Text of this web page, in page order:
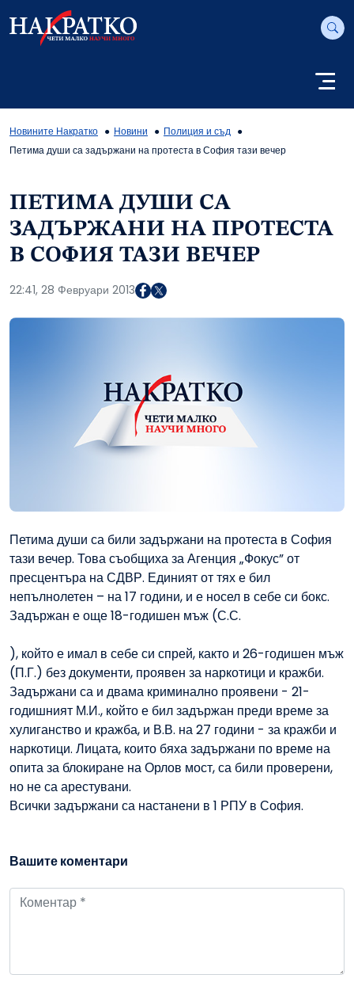
Новините Накратко Новини
Полиция и съд
Петима души са задържани на протеста в София тази вечер
ПЕТИМА ДУШИ СА
ЗАДЪРЖАНИ НА ПРОТЕСТА
В СОФИЯ ТАЗИ ВЕЧЕР
22:41, 28 Февруари 2013
Петима души са били задържани на протеста в София
тази вечер. Това съобщиха за Агенция „Фокус” от
пресцентъра на СДВР. Единият от тях е бил
непълнолетен – на 17 години, и е носел в себе си бокс.
Задържан е още 18-годишен мъж (С.С.
), който е имал в себе си спрей, както и 26-годишен мъж
(П.Г.) без документи, проявен за наркотици и кражби.
Задържани са и двама криминално проявени - 21-
годишният М.И., който е бил задържан преди време за
хулиганство и кражба, и В.В. на 27 години - за кражби и
наркотици. Лицата, които бяха задържани по време на
опита за блокиране на Орлов мост, са били проверени,
но не са арестувани.
Всички задържани са настанени в 1 РПУ в София.
Вашите коментари